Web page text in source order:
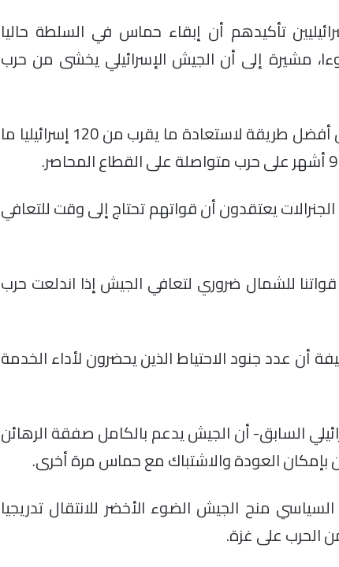
تأكيدهم أن إبقاء حماس في السلطة حاليا
مشيرة إلى أن الجيش الإسرائيلي يخشى من حرب
وأضافت أن الجنرالات يعتقدون أن الهدنة ستكون أفضل طريقة لاستعادة ما يقرب من 120 إسرائيليا ما
يعتقدون أن قواتهم تحتاج إلى وقت للتعافي
للشمال ضروري لتعافي الجيش إذا اندلعت حرب
أن عدد جنود الاحتياط الذين يحضرون لأداء الخدمة
السابق- أن الجيش يدعم بالكامل صفقة الرهائن
العودة والاشتباك مع حماس مرة أخرى.
منح الجيش الضوء الأخضر للانتقال تدريجيا
الحرب على غزة.